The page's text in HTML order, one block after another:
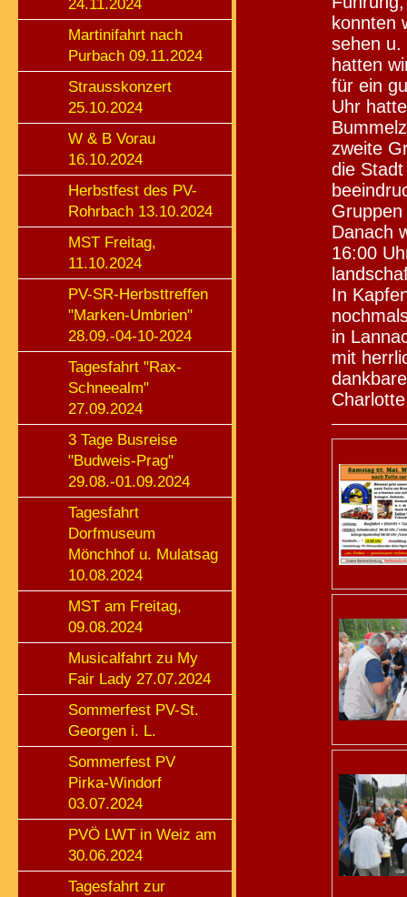
24.11.2024
Martinifahrt nach
Purbach 09.11.2024
Strausskonzert
25.10.2024
W & B Vorau
16.10.2024
Herbstfest des PV-
Rohrbach 13.10.2024
MST Freitag,
11.10.2024
PV-SR-Herbsttreffen
"Marken-Umbrien"
28.09.-04-10-2024
Tagesfahrt "Rax-
Schneealm"
27.09.2024
3 Tage Busreise
"Budweis-Prag"
29.08.-01.09.2024
Tagesfahrt
Dorfmuseum
Mönchhof u. Mulatsag
10.08.2024
MST am Freitag,
09.08.2024
Musicalfahrt zu My
Fair Lady 27.07.2024
Sommerfest PV-St.
Georgen i. L.
Sommerfest PV
Pirka-Windorf
03.07.2024
PVÖ LWT in Weiz am
30.06.2024
Tagesfahrt zur
konnten
sehen u.
hatten
für ein
Uhr
zweite
die
Danach
16:00
In
in
mit